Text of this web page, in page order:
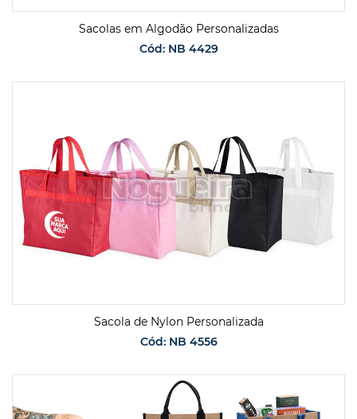
Sacolas em Algodão Personalizadas
Cód: NB 4429
Sacola de Nylon Personalizada
Cód: NB 4556
SOLICITAR ORÇAMENTO